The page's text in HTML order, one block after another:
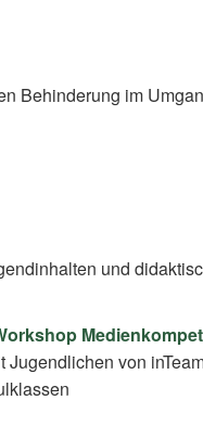
Behinderung im
und
von